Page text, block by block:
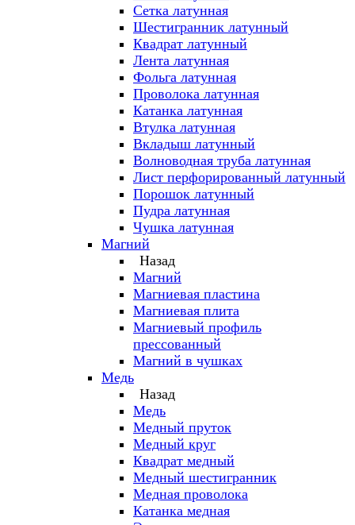
Сетка латунная
Шестигранник латунный
Квадрат латунный
Лента латунная
Фольга латунная
Проволока латунная
Катанка латунная
Втулка латунная
Вкладыш латунный
Волноводная труба латунная
Лист перфорированный латунный
Порошок латунный
Пудра латунная
Чушка латунная
Магний
Назад
Магний
Магниевая пластина
Магниевая плита
Магниевый профиль
прессованный
Магний в чушках
Медь
Назад
Медь
Медный пруток
Медный круг
Квадрат медный
Медный шестигранник
Медная проволока
Катанка медная